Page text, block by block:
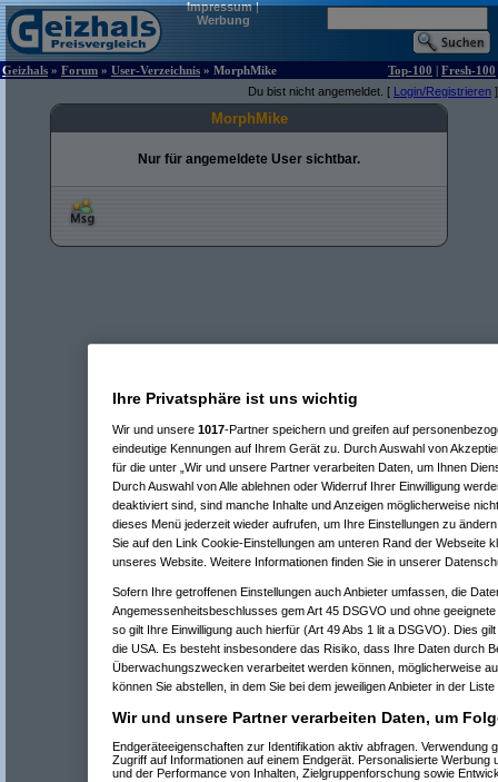
Impressum|
Werbung
Geizhals » Forum » User-Verzeichnis » MorphMike Top-100 | Fresh-100
Du bist nicht angemeldet. [ Login/Registrieren ]
MorphMike
Nur für angemeldete User sichtbar.
Ihre Privatsphäre ist uns wichtig
Wir und unsere 1017-Partner speichern und greifen auf
eindeutige Kennungen auf Ihrem Gerät zu. Durch Auswahl von
für die unter „Wir und unsere Partner verarbeiten Daten, um Ihnen
Durch Auswahl von Alle ablehnen oder Widerruf Ihrer Einwilligung
deaktiviert sind, sind manche Inhalte und Anzeigen möglicherweise
dieses Menü jederzeit wieder aufrufen, um Ihre Einstellungen zu
Sie auf den Link Cookie-Einstellungen am unteren Rand der Webseite
unseres Website. Weitere Informationen finden Sie in unserer
Sofern Ihre getroffenen Einstellungen auch Anbieter umfassen, die
Angemessenheitsbeschlusses gem Art 45 DSGVO und ohne
so gilt Ihre Einwilligung auch hierfür (Art 49 Abs 1 lit a DSGVO). Dies
die USA. Es besteht insbesondere das Risiko, dass Ihre Daten durch
Überwachungszwecken verarbeitet werden können, möglicherweise
können Sie abstellen, in dem Sie bei dem jeweiligen Anbieter in der
Wir und unsere Partner verarbeiten Daten, um
Endgeräteeigenschaften zur Identifikation aktiv abfragen. Verwendung
Zugriff auf Informationen auf einem Endgerät. Personalisierte Werbung
und der Performance von Inhalten, Zielgruppenforschung sowie